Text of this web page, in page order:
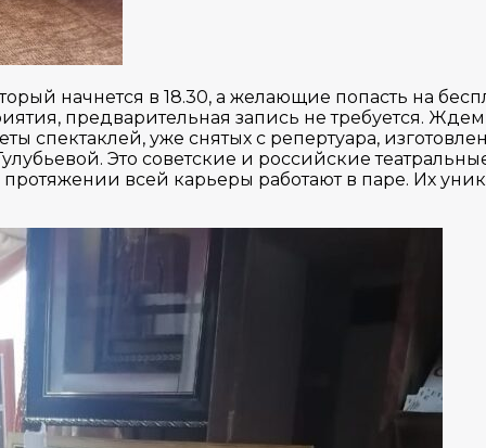
начнется в 18.30, а желающие попасть на
предварительная запись не требуется. Ждем
спектаклей, уже снятых с репертуара,
Это советские и российские
всей карьеры работают в паре. Их